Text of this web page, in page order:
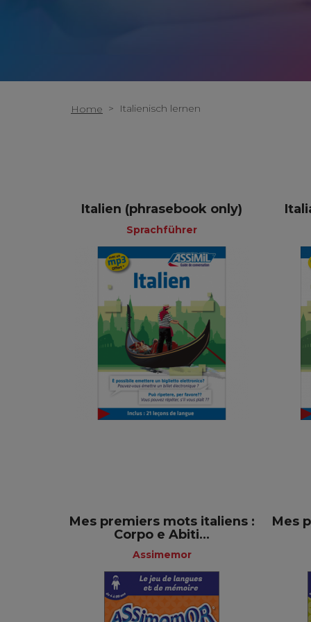
Home > Italienisch lernen
Italien (phrasebook only)
Sprachführer
Sprachführer
Französisch
5,50 €
Mes premiers mots italiens :
Corpo e Abiti...
Assimemor
Mes